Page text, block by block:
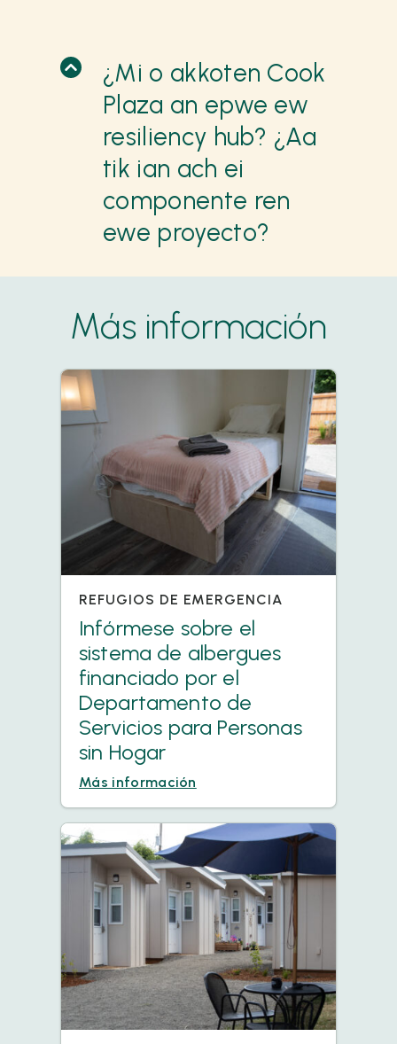
¿Mi o akkoten Cook
Plaza an epwe ew
resiliency hub? ¿Aa
tik ian ach ei
componente ren
ewe proyecto?
Más información
REFUGIOS DE EMERGENCIA
Infórmese sobre el
sistema de albergues
financiado por el
Departamento de
Servicios para Personas
sin Hogar
Más información